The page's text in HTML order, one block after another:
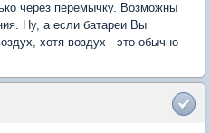
через перемычку. Возможны
Ну, а если батареи Вы
хотя воздух - это обычно